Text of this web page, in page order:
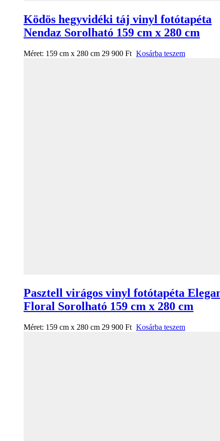
Ködös hegyvidéki táj vinyl fotótapéta
Nendaz Sorolható 159 cm x 280 cm
Méret: 159 cm x 280 cm 29 900 Ft Kosárba teszem
Pasztell virágos vinyl fotótapéta
Floral Sorolható 159 cm x 280 cm
Méret: 159 cm x 280 cm 29 900 Ft Kosárba teszem